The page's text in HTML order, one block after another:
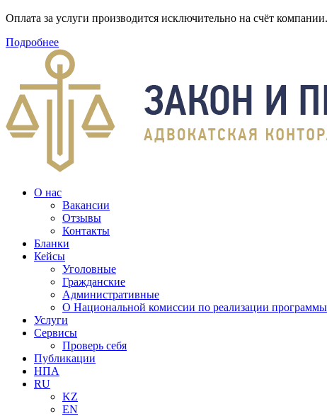
Оплата за услуги производится исключительно на счёт
Подробнее
О нас
Вакансии
Отзывы
Контакты
Бланки
Кейсы
Уголовные
Гражданские
Административные
О Национальной комиссии по реализации
Услуги
Сервисы
Проверь себя
Публикации
НПА
RU
KZ
EN